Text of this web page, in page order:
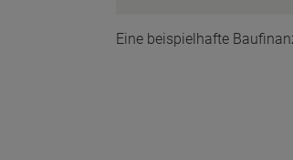
Eine beispielhafte